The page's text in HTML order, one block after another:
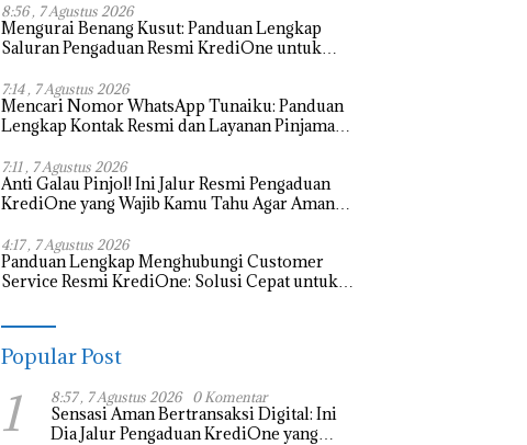
8:56 , 7 Agustus 2026
Mengurai Benang Kusut: Panduan Lengkap
Saluran Pengaduan Resmi KrediOne untuk
7:14 , 7 Agustus 2026
Mencari Nomor WhatsApp Tunaiku: Panduan
Lengkap Kontak Resmi dan Layanan Pinjaman
7:11 , 7 Agustus 2026
Anti Galau Pinjol! Ini Jalur Resmi Pengaduan
KrediOne yang Wajib Kamu Tahu Agar Aman
4:17 , 7 Agustus 2026
Panduan Lengkap Menghubungi Customer
Service Resmi KrediOne: Solusi Cepat untuk
Popular Post
1 8:57 , 7 Agustus 2026 0 Komentar
Sensasi Aman Bertransaksi Digital: Ini
Dia Jalur Pengaduan KrediOne yang